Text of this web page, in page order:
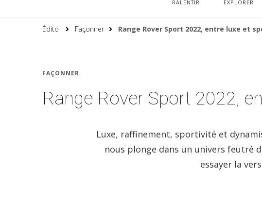
RALENTIR EXPLORER
Édito Façonner Range Rover Sport 2022, entre luxe et
FAÇONNER
Range Rover Sport 2022,
Luxe, raffinement, sportivité et
nous plonge dans un univers feutré
essayer la